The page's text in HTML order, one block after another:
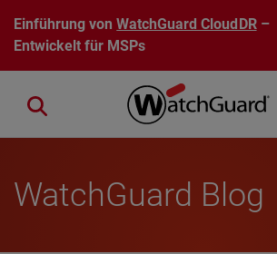
Direkt zum Inhalt
Einführung vonWatchGuard CloudDR–
Entwickelt für MSPs
Close search
WatchGuard Blog